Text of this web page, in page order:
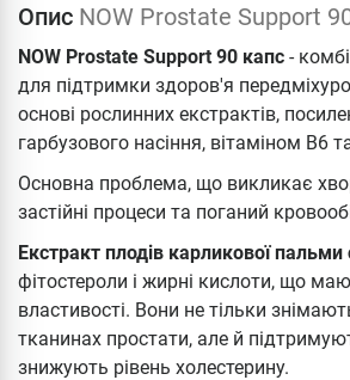
Опис NOW Prostate Support
NOW Prostate Support 90 капс -
для підтримки здоров'я
основі рослинних екстрактів,
гарбузового насіння, вітаміном В6
Основна проблема, що викликає
застійні процеси та поганий
Екстракт плодів карликової пальми
фітостероли і жирні кислоти, що
властивості. Вони не тільки
тканинах простати, але й
знижують рівень холестерину.